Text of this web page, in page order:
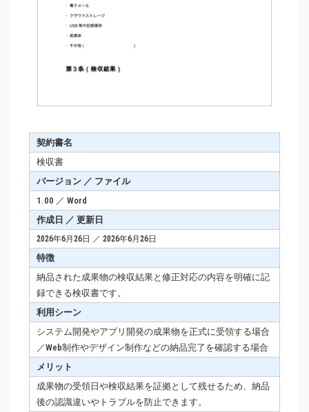
契約書名
検収書
バージョン ／ ファイル
1.00 ／ Word
作成日 ／ 更新日
2026年6月26日 ／ 2026年6月26日
特徴
納品された成果物の検収結果と修正対応の内容を明確に記
録できる検収書です。
利用シーン
システム開発やアプリ開発の成果物を正式に受領する場合
／Web制作やデザイン制作などの納品完了を確認する場合
メリット
成果物の受領日や検収結果を証拠として残せるため、納品
後の認識違いやトラブルを防止できます。